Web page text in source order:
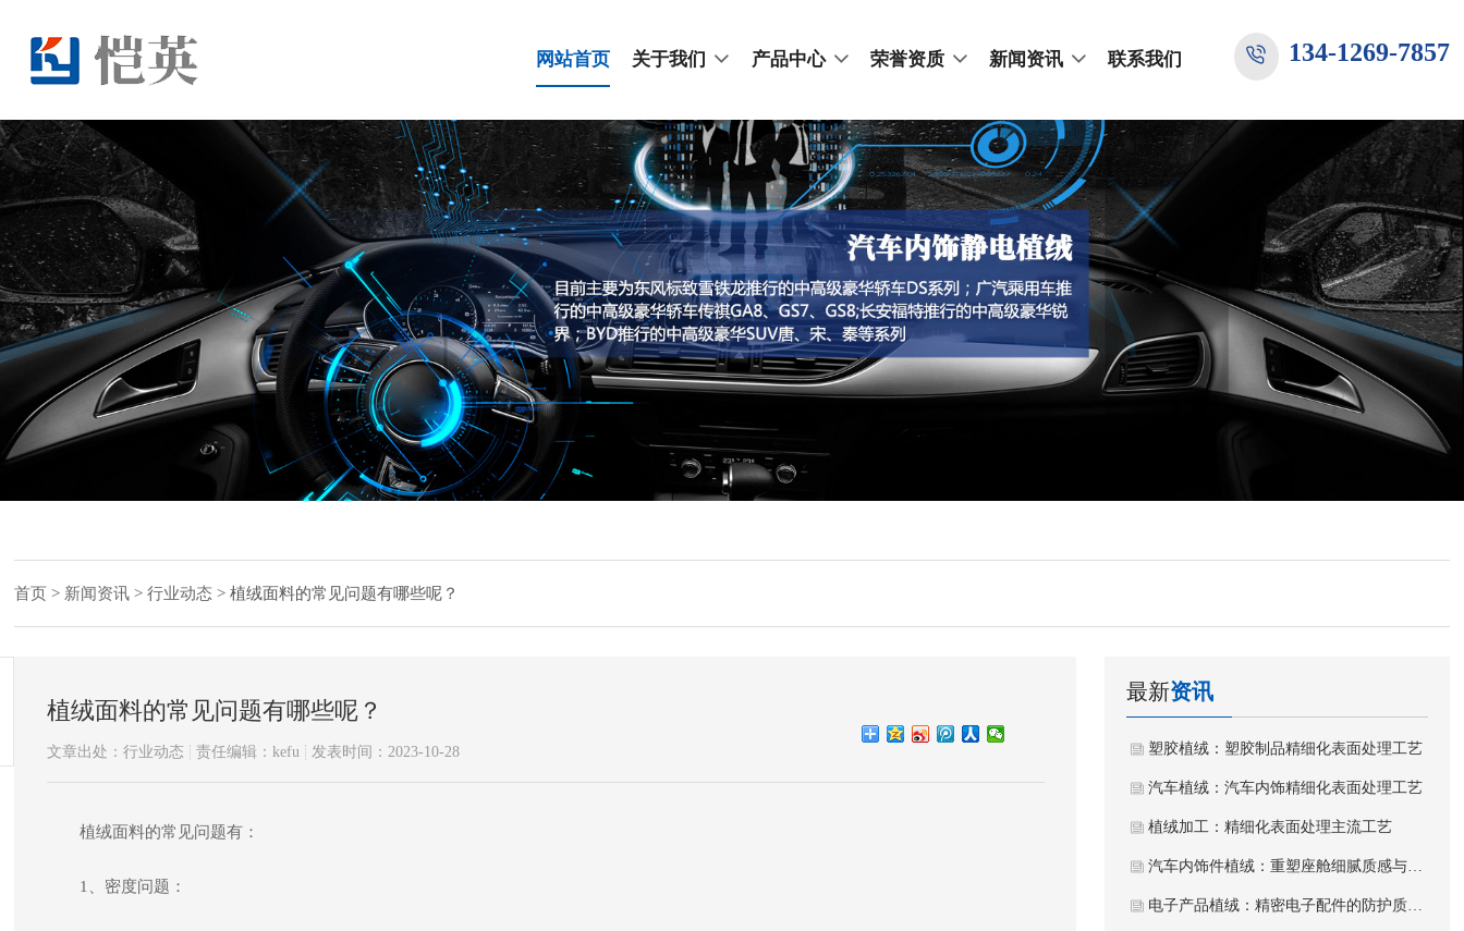
网站首页 关于我们 产品中心 荣誉资质 新闻资讯 联系我们 134-1269-7857
首页 > 新闻资讯 >行业动态 >植绒面料的常见问题有哪些呢？
植绒面料的常见问题有哪些呢？
文章出处：行业动态 责任编辑：kefu 发表时间：2023-10-28
植绒面料的常见问题有：
1、密度问题：
最新资讯
塑胶植绒：塑胶制品精细化表面处理工艺
汽车植绒：汽车内饰精细化表面处理工艺
植绒加工：精细化表面处理主流工艺
汽车内饰件植绒：重塑座舱细腻质感与静谧体验
电子产品植绒：精密电子配件的防护质感工艺